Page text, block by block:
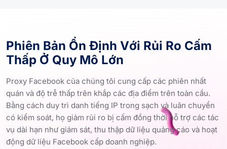
Phiên Bản Ổn Định Với Rủi Ro Cấm
Thấp Ở Quy Mô Lớn
Proxy Facebook của chúng tôi cung cấp các phiên nhất
quán và độ trễ thấp trên khắp các địa điểm trên toàn cầu.
Bằng cách duy trì danh tiếng IP trong sạch và luân chuyển
có kiểm soát, họ giảm rủi ro bị cấm đồng thời hỗ trợ các tác
vụ dài hạn như giám sát, thu thập dữ liệu quảng cáo và hoạt
động dữ liệu Facebook cấp doanh nghiệp.